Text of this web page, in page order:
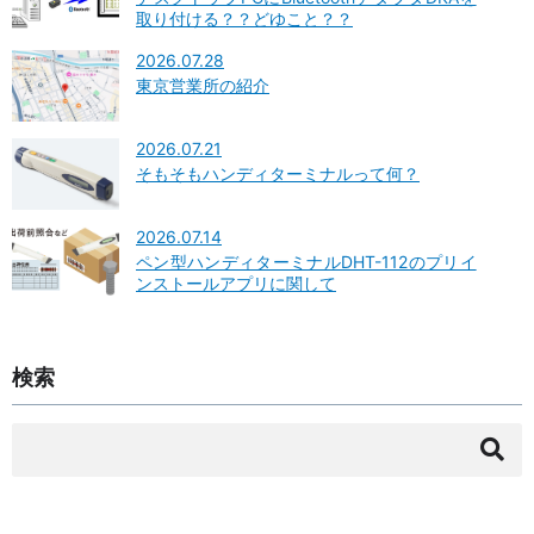
取り付ける？？どゆこと？？
2026.07.28
東京営業所の紹介
2026.07.21
そもそもハンディターミナルって何？
2026.07.14
ペン型ハンディターミナルDHT-112のプリイ
ンストールアプリに関して
検索